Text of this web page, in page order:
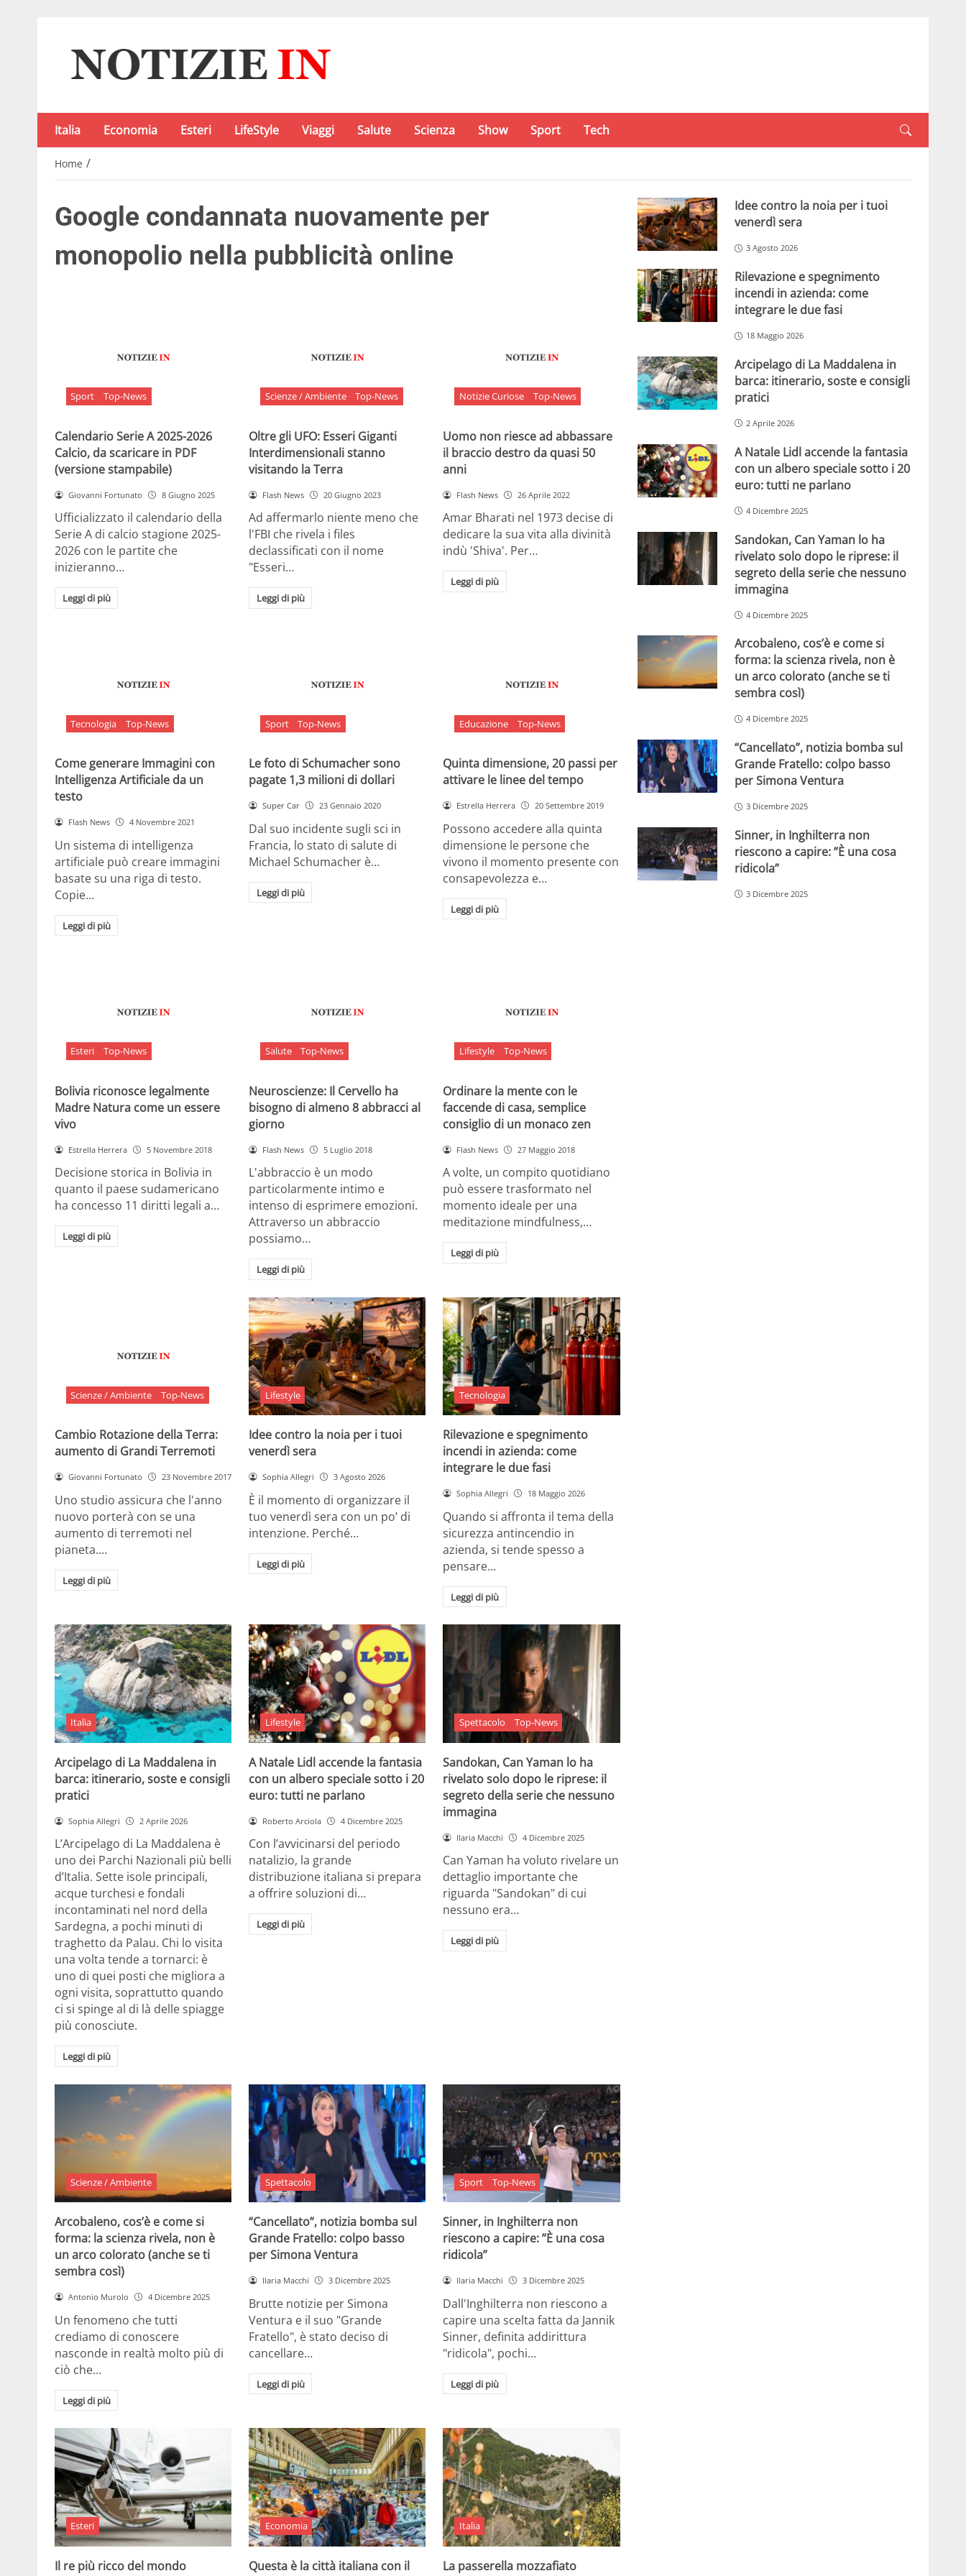
Italia Economia Esteri LifeStyle Viaggi Salute Scienza Show Sport Tech
Home /
Google condannata nuovamente per
monopolio nella pubblicità online
Sport Top-News
Calendario Serie A 2025-2026
Calcio, da scaricare in PDF
(versione stampabile)
Giovanni Fortunato 8 Giugno 2025
Ufficializzato il calendario della
Serie A di calcio stagione 2025-
2026 con le partite che
inizieranno…
Leggi di più
Scienze / Ambiente Top-News
Oltre gli UFO: Esseri Giganti
Interdimensionali stanno
visitando la Terra
Flash News 20 Giugno 2023
Ad affermarlo niente meno che
l'FBI che rivela i files
declassificati con il nome
"Esseri…
Leggi di più
Notizie Curiose Top-News
Uomo non riesce ad abbassare
il braccio destro da quasi 50
anni
Flash News 26 Aprile 2022
Amar Bharati nel 1973 decise di
dedicare la sua vita alla divinità
indù 'Shiva'. Per…
Leggi di più
Tecnologia Top-News
Come generare Immagini con
Intelligenza Artificiale da un
testo
Flash News 4 Novembre 2021
Un sistema di intelligenza
artificiale può creare immagini
basate su una riga di testo.
Copie…
Leggi di più
Sport Top-News
Le foto di Schumacher sono
pagate 1,3 milioni di dollari
Super Car 23 Gennaio 2020
Dal suo incidente sugli sci in
Francia, lo stato di salute di
Michael Schumacher è…
Leggi di più
Educazione Top-News
Quinta dimensione, 20 passi per
attivare le linee del tempo
Estrella Herrera 20 Settembre 2019
Possono accedere alla quinta
dimensione le persone che
vivono il momento presente con
consapevolezza e…
Leggi di più
Esteri Top-News
Bolivia riconosce legalmente
Madre Natura come un essere
vivo
Estrella Herrera 5 Novembre 2018
Decisione storica in Bolivia in
quanto il paese sudamericano
ha concesso 11 diritti legali a…
Leggi di più
Salute Top-News
Neuroscienze: Il Cervello ha
bisogno di almeno 8 abbracci al
giorno
Flash News 5 Luglio 2018
L'abbraccio è un modo
particolarmente intimo e
intenso di esprimere emozioni.
Attraverso un abbraccio
possiamo…
Leggi di più
Lifestyle Top-News
Ordinare la mente con le
faccende di casa, semplice
consiglio di un monaco zen
Flash News 27 Maggio 2018
A volte, un compito quotidiano
può essere trasformato nel
momento ideale per una
meditazione mindfulness,…
Leggi di più
Scienze / Ambiente Top-News
Cambio Rotazione della Terra:
aumento di Grandi Terremoti
Giovanni Fortunato 23 Novembre 2017
Uno studio assicura che l'anno
nuovo porterà con se una
aumento di terremoti nel
pianeta.…
Leggi di più
Lifestyle
Idee contro la noia per i tuoi
venerdì sera
Sophia Allegri 3 Agosto 2026
È il momento di organizzare il
tuo venerdì sera con un po’ di
intenzione. Perché…
Leggi di più
Tecnologia
Rilevazione e spegnimento
incendi in azienda: come
integrare le due fasi
Sophia Allegri 18 Maggio 2026
Quando si affronta il tema della
sicurezza antincendio in
azienda, si tende spesso a
pensare…
Leggi di più
Italia
Arcipelago di La Maddalena in
barca: itinerario, soste e consigli
pratici
Sophia Allegri 2 Aprile 2026
L’Arcipelago di La Maddalena è
uno dei Parchi Nazionali più belli
d’Italia. Sette isole principali,
acque turchesi e fondali
incontaminati nel nord della
Sardegna, a pochi minuti di
traghetto da Palau. Chi lo visita
una volta tende a tornarci: è
uno di quei posti che migliora a
ogni visita, soprattutto quando
ci si spinge al di là delle spiagge
più conosciute.
Leggi di più
Lifestyle
A Natale Lidl accende la fantasia
con un albero speciale sotto i 20
euro: tutti ne parlano
Roberto Arciola 4 Dicembre 2025
Con l’avvicinarsi del periodo
natalizio, la grande
distribuzione italiana si prepara
a offrire soluzioni di…
Leggi di più
Spettacolo Top-News
Sandokan, Can Yaman lo ha
rivelato solo dopo le riprese: il
segreto della serie che nessuno
immagina
Ilaria Macchi 4 Dicembre 2025
Can Yaman ha voluto rivelare un
dettaglio importante che
riguarda "Sandokan" di cui
nessuno era…
Leggi di più
Scienze / Ambiente
Arcobaleno, cos’è e come si
forma: la scienza rivela, non è
un arco colorato (anche se ti
sembra così)
Antonio Murolo 4 Dicembre 2025
Un fenomeno che tutti
crediamo di conoscere
nasconde in realtà molto più di
ciò che…
Leggi di più
Spettacolo
“Cancellato”, notizia bomba sul
Grande Fratello: colpo basso
per Simona Ventura
Ilaria Macchi 3 Dicembre 2025
Brutte notizie per Simona
Ventura e il suo "Grande
Fratello", è stato deciso di
cancellare…
Leggi di più
Sport Top-News
Sinner, in Inghilterra non
riescono a capire: ”È una cosa
ridicola”
Ilaria Macchi 3 Dicembre 2025
Dall'Inghilterra non riescono a
capire una scelta fatta da Jannik
Sinner, definita addirittura
"ridicola", pochi…
Leggi di più
Esteri
Il re più ricco del mondo
Economia
Questa è la città italiana con il
Italia
La passerella mozzafiato
Idee contro la noia per i tuoi
venerdì sera
3 Agosto 2026
Rilevazione e spegnimento
incendi in azienda: come
integrare le due fasi
18 Maggio 2026
Arcipelago di La Maddalena in
barca: itinerario, soste e consigli
pratici
2 Aprile 2026
A Natale Lidl accende la fantasia
con un albero speciale sotto i 20
euro: tutti ne parlano
4 Dicembre 2025
Sandokan, Can Yaman lo ha
rivelato solo dopo le riprese: il
segreto della serie che nessuno
immagina
4 Dicembre 2025
Arcobaleno, cos’è e come si
forma: la scienza rivela, non è
un arco colorato (anche se ti
sembra così)
4 Dicembre 2025
“Cancellato”, notizia bomba sul
Grande Fratello: colpo basso
per Simona Ventura
3 Dicembre 2025
Sinner, in Inghilterra non
riescono a capire: ”È una cosa
ridicola”
3 Dicembre 2025